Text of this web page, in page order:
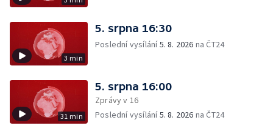
3 min
5. srpna 16:30
Poslední vysílání5. 8. 2026 na ČT24
31 min
5. srpna 16:00
Zprávy v 16
Poslední vysílání5. 8. 2026 na ČT24